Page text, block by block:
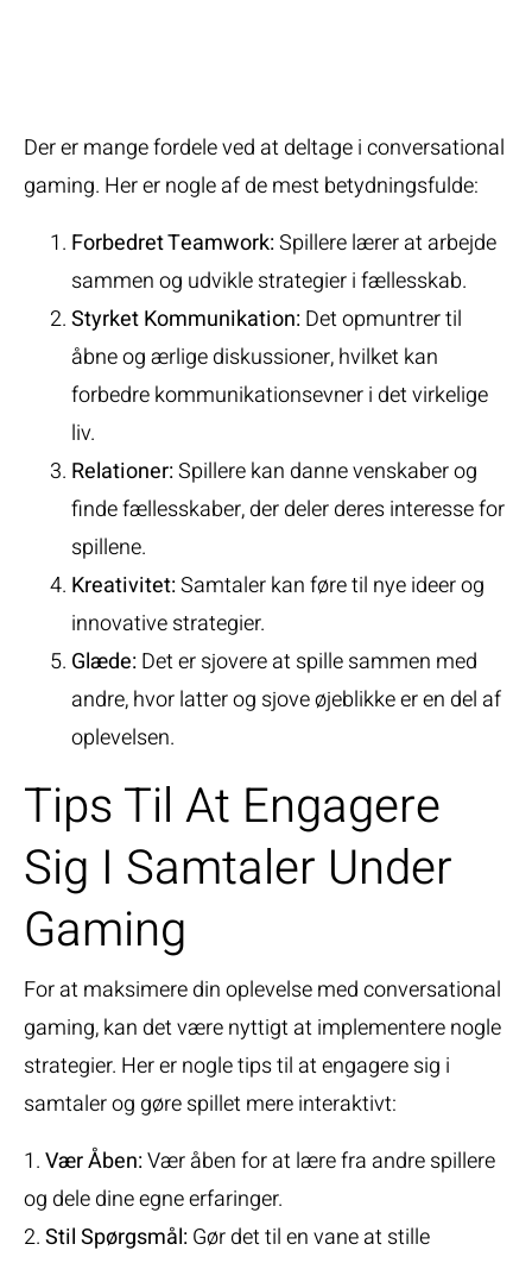
Der er mange fordele ved at deltage i conversational
gaming. Her er nogle af de mest betydningsfulde:
Forbedret Teamwork:Spillere lærer at arbejde
sammen og udvikle strategier i fællesskab.
Styrket Kommunikation:Det opmuntrer til
åbne og ærlige diskussioner, hvilket kan
forbedre kommunikationsevner i det virkelige
liv.
Relationer:Spillere kan danne venskaber og
finde fællesskaber, der deler deres interesse for
spillene.
Kreativitet:Samtaler kan føre til nye ideer og
innovative strategier.
Glæde:Det er sjovere at spille sammen med
andre, hvor latter og sjove øjeblikke er en del af
oplevelsen.
Tips Til At Engagere
Sig I Samtaler Under
Gaming
For at maksimere din oplevelse med conversational
gaming, kan det være nyttigt at implementere nogle
strategier. Her er nogle tips til at engagere sig i
samtaler og gøre spillet mere interaktivt:
1.Vær Åben:Vær åben for at lære fra andre spillere
og dele dine egne erfaringer.
2.Stil Spørgsmål:Gør det til en vane at stille